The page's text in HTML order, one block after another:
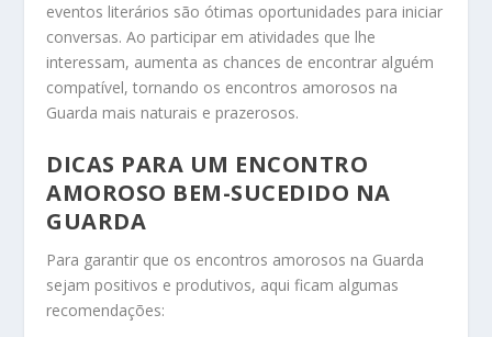
eventos literários são ótimas oportunidades para iniciar
conversas. Ao participar em atividades que lhe
interessam, aumenta as chances de encontrar alguém
compatível, tornando os encontros amorosos na
Guarda mais naturais e prazerosos.
DICAS PARA UM ENCONTRO
AMOROSO BEM-SUCEDIDO NA
GUARDA
Para garantir que os encontros amorosos na Guarda
sejam positivos e produtivos, aqui ficam algumas
recomendações: